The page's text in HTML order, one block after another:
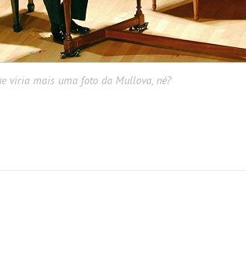
viria mais uma foto da Mullova, né?